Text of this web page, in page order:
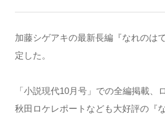
加藤シゲアキの最新長編『なれのは
定した。
「小説現代10月号」での全編掲載、
秋田ロケレポートなども大好評の『